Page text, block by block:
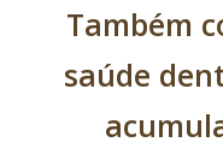
Também
saúde